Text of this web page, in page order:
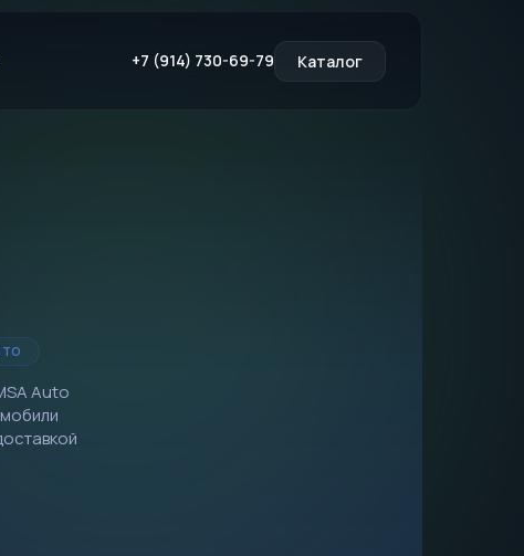
+7 (914) 730-69-79 Каталог
Auto